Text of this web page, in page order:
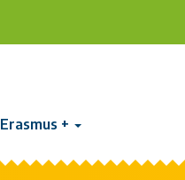
Erasmus +